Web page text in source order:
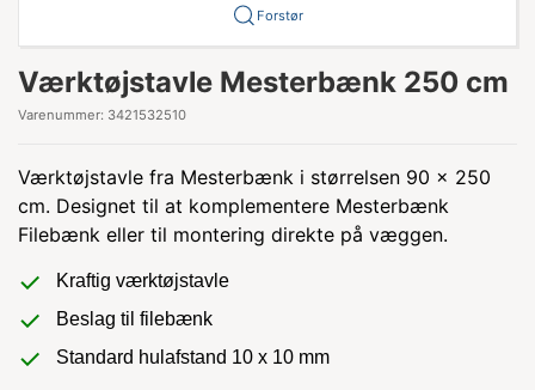
Forstør
Værktøjstavle Mesterbænk 250 cm
Varenummer: 3421532510
Værktøjstavle fra Mesterbænk i størrelsen 90 x 250
cm. Designet til at komplementere Mesterbænk
Filebænk eller til montering direkte på væggen.
Kraftig værktøjstavle
Beslag til filebænk
Standard hulafstand 10 x 10 mm